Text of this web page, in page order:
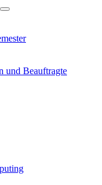
und Beauftragte